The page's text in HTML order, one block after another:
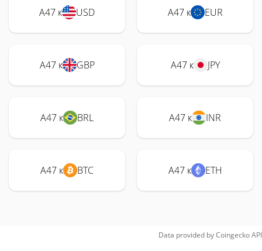
A47 к USD A47 к EUR
A47 к GBP A47 к JPY
A47 к BRL A47 к INR
A47 к BTC A47 к ETH
Data provided byCoingeckoAPI